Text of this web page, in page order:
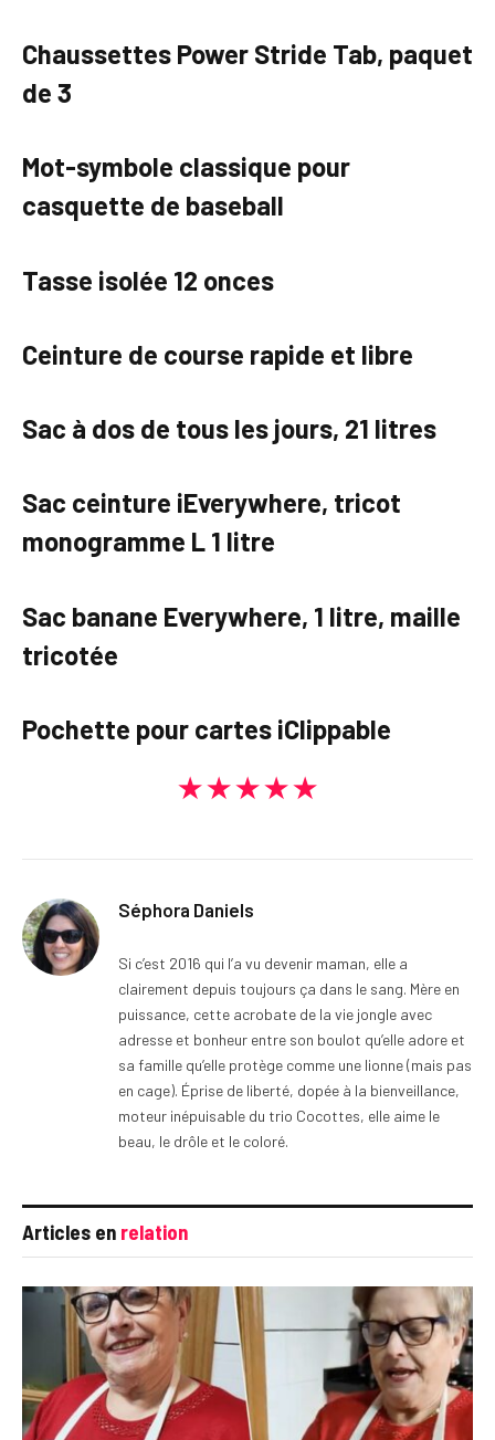
Chaussettes Power Stride Tab, paquet
de 3
Mot-symbole classique pour
casquette de baseball
Tasse isolée 12 onces
Ceinture de course rapide et libre
Sac à dos de tous les jours, 21 litres
Sac ceinture iEverywhere, tricot
monogramme L 1 litre
Sac banane Everywhere, 1 litre, maille
tricotée
Pochette pour cartes iClippable
★★★★★
Séphora Daniels
Si c’est 2016 qui l’a vu devenir maman, elle a
clairement depuis toujours ça dans le sang. Mère en
puissance, cette acrobate de la vie jongle avec
adresse et bonheur entre son boulot qu’elle adore et
sa famille qu’elle protège comme une lionne (mais pas
en cage). Éprise de liberté, dopée à la bienveillance,
moteur inépuisable du trio Cocottes, elle aime le
beau, le drôle et le coloré.
Articles en relation